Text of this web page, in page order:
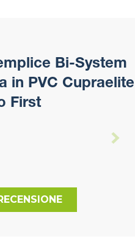
Bi-System
in PVC Cupraelite
First